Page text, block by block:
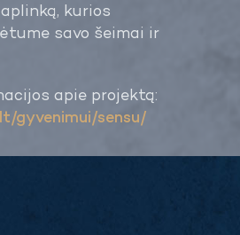
kurios
savo šeimai ir
apie projektą:
gyvenimui/sensu/